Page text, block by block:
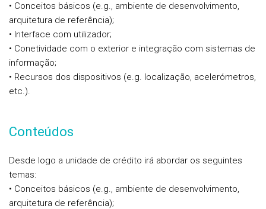
• Conceitos básicos (e.g., ambiente de desenvolvimento,
arquitetura de referência);
• Interface com utilizador;
• Conetividade com o exterior e integração com sistemas de
informação;
• Recursos dos dispositivos (e.g. localização, acelerómetros,
etc.).
Conteúdos
Desde logo a unidade de crédito irá abordar os seguintes
temas:
• Conceitos básicos (e.g., ambiente de desenvolvimento,
arquitetura de referência);